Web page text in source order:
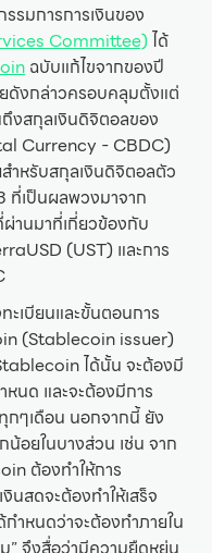
รมการการเงินของ
Committee)ได้
ฉบับแก้ไขจากของปี
ดังกล่าวครอบคลุมตั้งแต่
สกุลเงินดิจิตอลของ
Currency - CBDC)
ำหรับสกุลเงินดิจิตอลตัว
ที่เป็นผลพวงมาจาก
านมาที่เกี่ยวข้องกับ
(UST) และการ
ะเบียนและขั้นตอนการ
(Stablecoin issuer)
ได้นั้น จะต้องมี
นด และจะต้องมีการ
กๆเดือน นอกจากนี้ ยัง
อยในบางส่วน เช่น จาก
ต้องทำให้การ
สดจะต้องทำให้เสร็จ
กำหนดว่าจะต้องทำภายใน